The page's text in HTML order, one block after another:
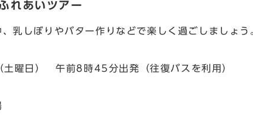
れあいツアー
乳しぼりやバター作りなどで楽しく過ごしましょう
曜日） 午前8時45分出発（往復バスを利用）